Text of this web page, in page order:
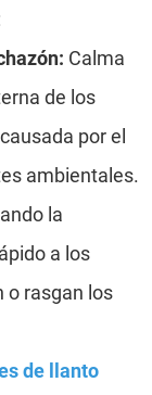
Calma
de los
por el
ambientales.
la
a los
o rasgan los
de llanto